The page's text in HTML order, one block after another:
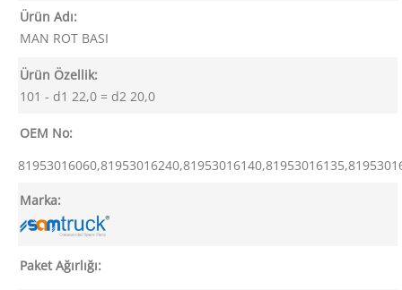
Ürün Adı:
MAN ROT BASI
Ürün Özellik:
101 - d1 22,0 = d2 20,0
OEM No:
Marka:
Paket Ağırlığı: